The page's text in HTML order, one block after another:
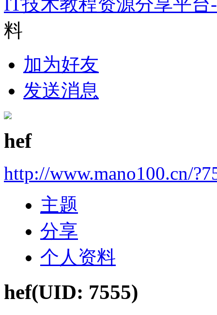
料
加为好友
发送消息
hef
http://www.mano100.cn/
主题
分享
个人资料
hef(UID: 7555)